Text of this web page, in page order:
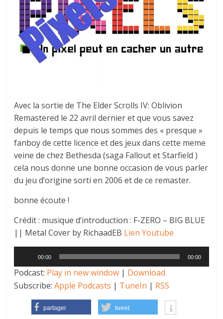
Avec la sortie de The Elder Scrolls IV: Oblivion
Remastered le 22 avril dernier et que vous savez
depuis le temps que nous sommes des « presque »
fanboy de cette licence et des jeux dans cette meme
veine de chez Bethesda (saga Fallout et Starfield )
cela nous donne une bonne occasion de vous parler
du jeu d’origine sorti en 2006 et de ce remaster.
bonne écoute !
Crédit : musique d’introduction : F-ZERO – BIG BLUE
|| Metal Cover by RichaadEB Lien Youtube
audio
00:00 00:00
Podcast: Play in new window | Download
Subscribe:Apple Podcasts | TuneIn | RSS
partager tweet